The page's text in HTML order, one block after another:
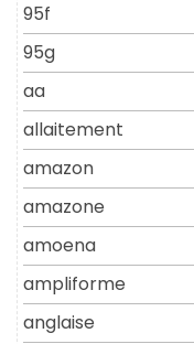
95f
95g
aa
allaitement
amazon
amazone
amoena
ampliforme
anglaise